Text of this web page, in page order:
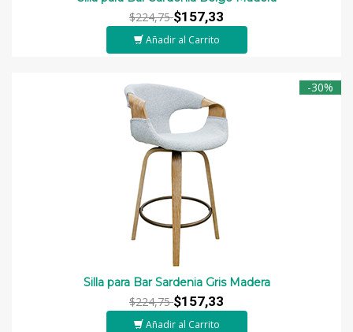
$224,75$157,33
Añadir al Carrito
-30%
Silla para Bar Sardenia Gris Madera
$224,75$157,33
Añadir al Carrito